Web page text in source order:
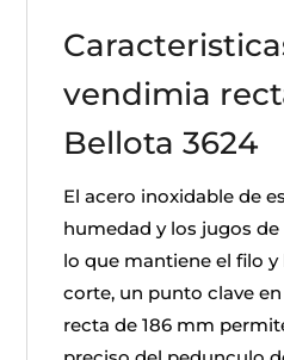
vendimia
Bellota 3624
El acero inoxidable de
humedad y los jugos
lo que mantiene el filo y
corte, un punto clave
recta de 186 mm